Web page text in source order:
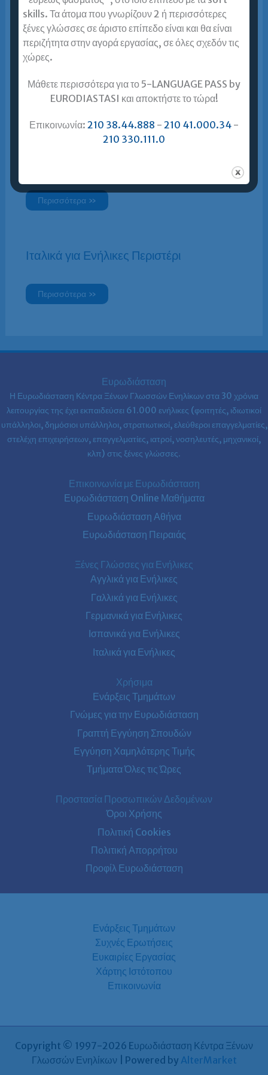
Περισσότερα »
Περισσότερα »
Ιταλικά για Ενήλικες Περιστέρι
Περισσότερα »
Ευρωδιάσταση
Η Ευρωδιάσταση Κέντρα Ξένων Γλωσσών Ενηλίκων στα 30 χρόνια
λειτουργίας της έχει εκπαιδεύσει 61.000 ενήλικες (φοιτητές, ιδιωτικοί
υπάλληλοι, δημόσιοι υπάλληλοι, στρατιωτικοί, ελεύθεροι επαγγελματίες,
στελέχη επιχειρήσεων, επαγγελματίες, ιατροί, νοσηλευτές, μηχανικοί,
κλπ) στις ξένες γλώσσες.
Επικοινωνία με Ευρωδιάσταση
Ευρωδιάσταση Online Μαθήματα
Ευρωδιάσταση Αθήνα
Ευρωδιάσταση Πειραιάς
Ξένες Γλώσσες για Ενήλικες
Αγγλικά για Ενήλικες
Γαλλικά για Ενήλικες
Γερμανικά για Ενήλικες
Ισπανικά για Ενήλικες
Ιταλικά για Ενήλικες
Χρήσιμα
Ενάρξεις Τμημάτων
Γνώμες για την Ευρωδιάσταση
Γραπτή Εγγύηση Σπουδών
Εγγύηση Χαμηλότερης Τιμής
Τμήματα Όλες τις Ώρες
Προστασία Προσωπικών Δεδομένων
Όροι Χρήσης
Πολιτική Cookies
Πολιτική Απορρήτου
Προφίλ Ευρωδιάσταση
Ενάρξεις Τμημάτων
Συχνές Ερωτήσεις
Ευκαιρίες Εργασίας
Χάρτης Ιστότοπου
Επικοινωνία
Copyright © 1997-2026 Eυρωδιάσταση Κέντρα Ξένων
Γλωσσών Ενηλίκων | Powered by AlterMarket
skills. Τα άτομα που γνωρίζουν 2 ή περισσότερες
ξένες γλώσσες σε άριστο επίπεδο είναι και θα είναι
περιζήτητα στην αγορά εργασίας, σε όλες σχεδόν τις
χώρες.
Μάθετε περισσότερα για το 5-LANGUAGE PASS by
EURODIASTASI και αποκτήστε το τώρα!
Επικοινωνία: 210 38.44.888 - 210 41.000.34 -
210 330.111.0